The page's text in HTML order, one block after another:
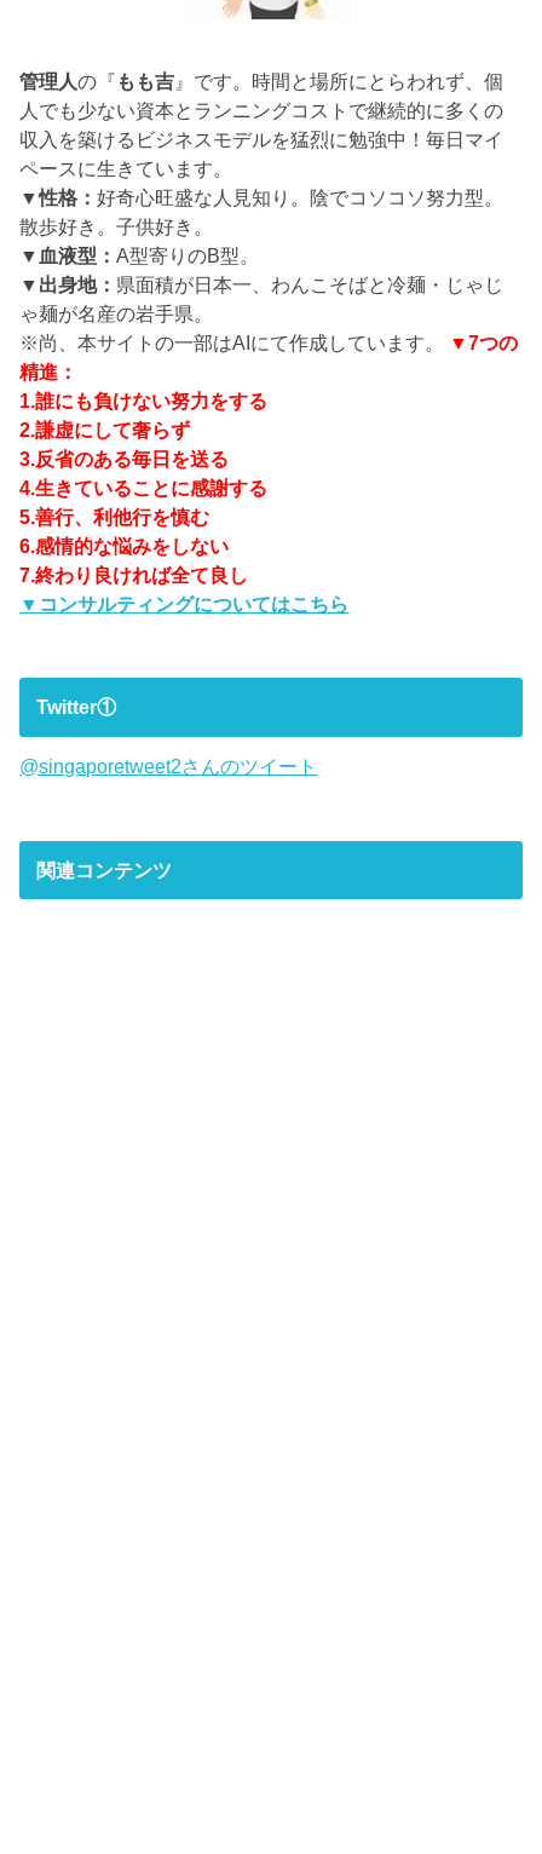
管理人の『 もも吉 』です。時間と場所にとらわれず、個
人でも少ない資本とランニングコストで継続的に多くの
収入を築けるビジネスモデルを猛烈に勉強中！毎日マイ
ペースに生きています。
▼性格：好奇心旺盛な人見知り。陰でコソコソ努力型。
散歩好き。子供好き。
▼血液型：A型寄りのB型。
▼出身地： 県面積が日本一、わんこそばと冷麺・じゃじ
ゃ麺が名産の岩手県。
※尚、本サイトの一部はAIにて作成しています。
▼7つの
精進：
1.誰にも負けない努力をする
2.謙虚にして奢らず
3.反省のある毎日を送る
4.生きていることに感謝する
5.善行、利他行を慎む
6.感情的な悩みをしない
7.終わり良ければ全て良し
▼コンサルティングについてはこちら
Twitter①
@singaporetweet2さんのツイート
関連コンテンツ